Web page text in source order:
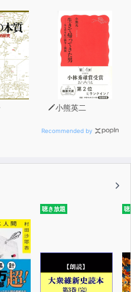
小熊英二
Recommended by
聴き放題 聴